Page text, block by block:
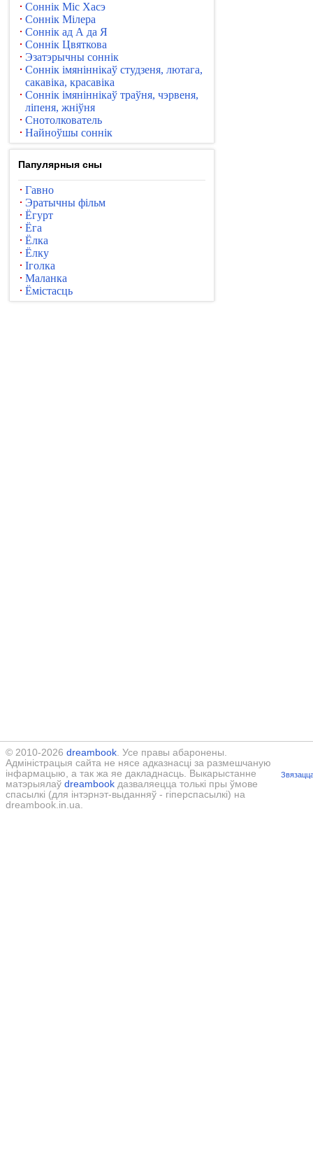
Соннік Міс Хасэ
Соннік Мілера
Соннік ад А да Я
Соннік Цвяткова
Эзатэрычны соннік
Соннік імяніннікаў студзеня, лютага,
сакавіка, красавіка
Соннік імяніннікаў траўня, чэрвеня,
ліпеня, жніўня
Снотолкователь
Найноўшы соннік
Папулярныя сны
Гавно
Эратычны фільм
Ёгурт
Ёга
Ёлка
Ёлку
Іголка
Маланка
Ёмістасць
© 2010-2026 dreambook. Усе правы абаронены.
Адміністрацыя сайта не нясе адказнасці за размешчаную
інфармацыю, а так жа яе дакладнасць. Выкарыстанне
матэрыялаў dreambook дазваляецца толькі пры ўмове
спасылкі (для інтэрнэт-выданняў - гіперспасылкі) на
dreambook.in.ua.